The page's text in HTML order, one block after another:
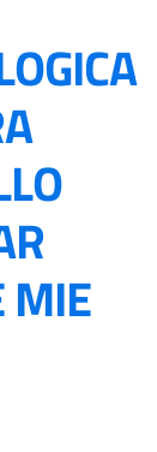
MIE